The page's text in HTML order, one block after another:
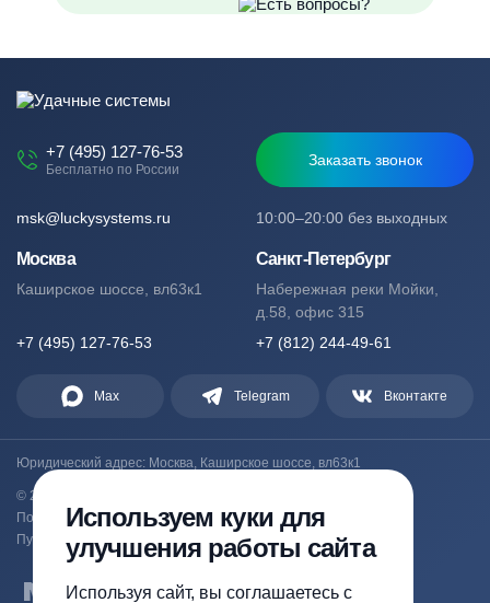
+7 (495) 127-76-53
Бесплатно по России
Заказать звонок
10:00–20:00 без выходных
msk@luckysystems.ru
Москва
Каширское шоссе, вл63к1
+7 (495) 127-76-53
Санкт-Петербург
Набережная реки Мойки,
д.58, офис 315
+7 (812) 244-49-61
Max Telegram Вконтакте
Юридический адрес: Москва, Каширское шоссе, вл63к1
© 2023-2026 luckysystems.ru | Все права защищены
Политика конфиденциальности
Публичная оферта
Используем куки для
улучшения работы сайта
Используя сайт, вы соглашаетесь с